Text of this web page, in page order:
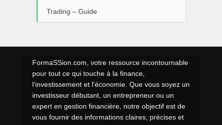
Trading – Guide
FormaSSion.com, votre ressource incontournable
pour tout ce qui touche à la finance,
l’investissement et l’économie. Que vous soyez un
investisseur débutant, un entrepreneur ou un
expert en gestion financière, notre objectif est de
vous fournir des informations claires, précises et